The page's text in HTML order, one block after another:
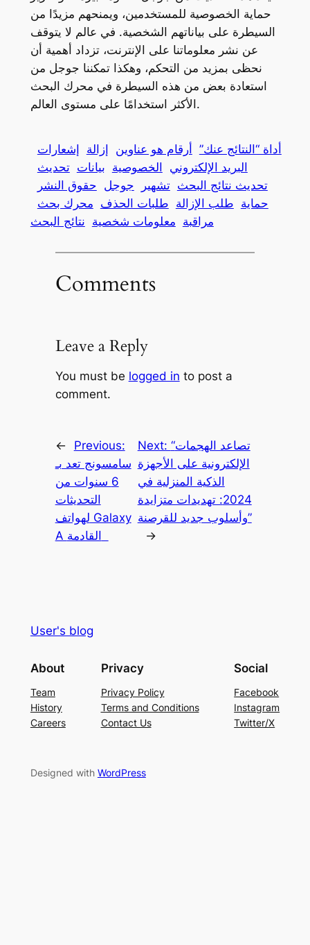
حماية الخصوصية للمستخدمين، ويمنحهم مزيدًا من
السيطرة على بياناتهم الشخصية. في عالم لا يتوقف
عن نشر معلوماتنا على الإنترنت، تزداد أهمية أن
نحظى بمزيد من التحكم، وهكذا تمكننا جوجل من
استعادة بعض من هذه السيطرة في محرك البحث
الأكثر استخدامًا على مستوى العالم.
أداة “النتائج عنك” أرقام هو عناوين إزالة
إشعارات
البريد الإلكتروني
الخصوصية بيانات تحديث
تحديث نتائج البحث تشهير جوجل حقوق النشر
حماية طلب الإزالة طلبات الحذف محرك بحث
مراقبة معلومات شخصية نتائج البحث
Comments
Leave a Reply
You must be logged in to post a
comment.
←
Previous:
سامسونج تعد بـ
6 سنوات من
التحديثات
لهواتف Galaxy
Next: “تصاعد الهجمات
الإلكترونية على الأجهزة
الذكية المنزلية في
2024: تهديدات متزايدة
وأسلوب جديد للقرصنة”
→
User's blog
About
Team
History
Careers
Privacy
Privacy Policy
Terms and Conditions
Contact Us
Social
Facebook
Instagram
Twitter/X
Designed with WordPress